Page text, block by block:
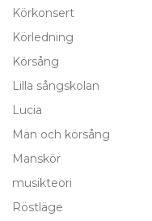
Körkonsert
Körledning
Körsång
Lilla sångskolan
Lucia
Män och körsång
Manskör
musikteori
Röstläge